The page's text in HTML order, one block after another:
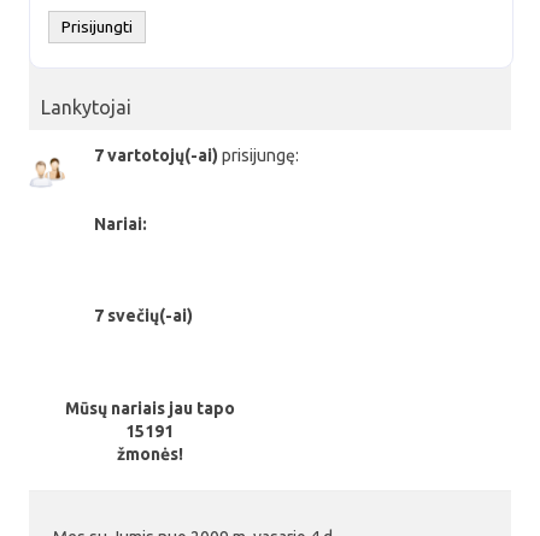
Lankytojai
7 vartotojų(-ai) prisijungę:
Nariai:
7 svečių(-ai)
Mūsų nariais jau tapo
15191
žmonės!